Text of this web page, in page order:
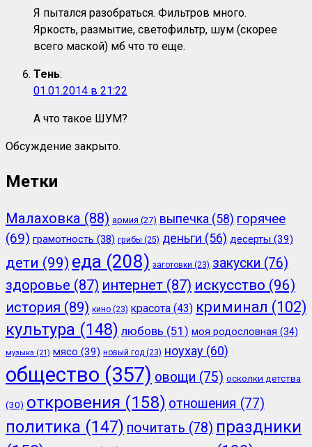
Я пытался разобраться. Фильтров много.
Яркость, размытие, светофильтр, шум (скорее
всего маской) мб что то еще.
Тень:
01.01.2014 в 21:22
А что такое ШУМ?
Обсуждение закрыто.
Метки
Малаховка (88) армия (27) выпечка (58) горячее
(69) грамотность (38) грибы (25) деньги (56) десерты (39)
дети (99) еда (208) заготовки (23) закуски (76)
здоровье (87) интернет (87) искусство (96)
история (89) кино (23) красота (43) криминал (102)
культура (148) любовь (51) моя родословная (34)
музыка (21) мясо (39) новый год (23) ноухау (60)
общество (357) овощи (75) осколки детства
(30) откровения (158) отношения (77)
политика (147) почитать (78) праздники